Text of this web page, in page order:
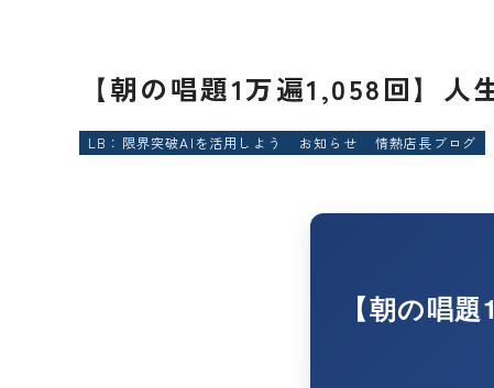
【朝の唱題1万遍1,058回】
LB：限界突破AIを活用しよう お知らせ
情熱店長ブログ
【朝の唱